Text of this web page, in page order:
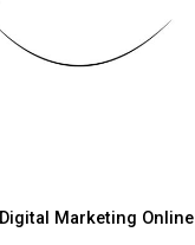
Digital Marketing Online